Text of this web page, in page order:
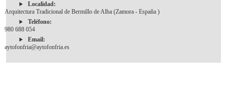
Localidad:
Arquitectura Tradicional de Bermillo de Alba (Zamora - España )
Teléfono:
980 688 054
Email:
aytofonfria@aytofonfria.es